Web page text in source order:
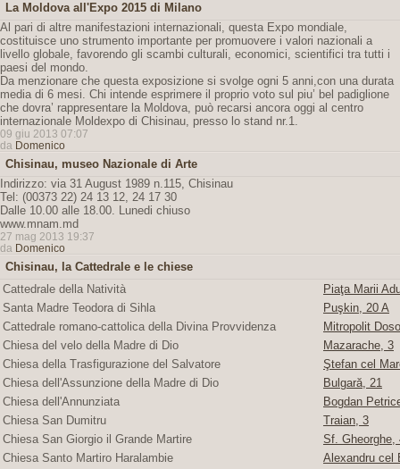
La Moldova all'Expo 2015 di Milano
Al pari di altre manifestazioni internazionali, questa Expo mondiale,
costituisce uno strumento importante per promuovere i valori nazionali a
livello globale, favorendo gli scambi culturali, economici, scientifici tra tutti i
paesi del mondo.
Da menzionare che questa exposizione si svolge ogni 5 anni,con una durata
media di 6 mesi. Chi intende esprimere il proprio voto sul piu’ bel padiglione
che dovra’ rappresentare la Moldova, può recarsi ancora oggi al centro
internazionale Moldexpo di Chisinau, presso lo stand nr.1.
09 giu 2013 07:07
da Domenico
Chisinau, museo Nazionale di Arte
Indirizzo: via 31 August 1989 n.115, Chisinau
Tel: (00373 22) 24 13 12, 24 17 30
Dalle 10.00 alle 18.00. Lunedi chiuso
www.mnam.md
27 mag 2013 19:37
da Domenico
Chisinau, la Cattedrale e le chiese
Cattedrale della Natività
Piaţa Marii
Santa Madre Teodora di Sihla
Puşkin, 20 A
Cattedrale romano-cattolica della Divina Provvidenza
Mitropolit
Chiesa del velo della Madre di Dio
Mazarache, 3
Chiesa della Trasfigurazione del Salvatore
Ştefan cel
Chiesa dell'Assunzione della Madre di Dio
Bulgară, 21
Chiesa dell'Annunziata
Bogdan
Chiesa San Dumitru
Traian, 3
Chiesa San Giorgio il Grande Martire
Sf. Gheorghe,
Chiesa Santo Martiro Haralambie
Alexandru cel